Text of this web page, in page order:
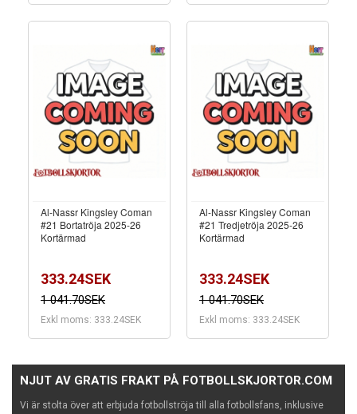
Al-Nassr Kingsley Coman
#21 Bortatröja 2025-26
Kortärmad
333.24SEK
1 041.70SEK
Exkl moms: 333.24SEK
Al-Nassr Kingsley Coman
#21 Tredjetröja 2025-26
Kortärmad
333.24SEK
1 041.70SEK
Exkl moms: 333.24SEK
NJUT AV GRATIS FRAKT PÅ FOTBOLLSKJORTOR.COM
Vi är stolta över att erbjuda fotbollströja till alla fotbollsfans, inklusive